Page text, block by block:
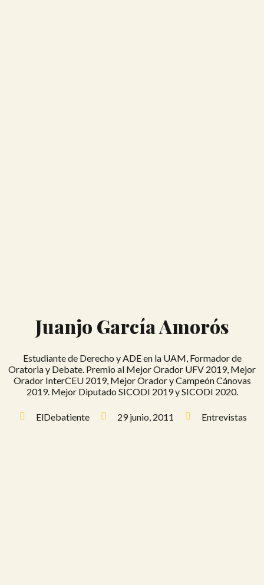
Juanjo García Amorós
Estudiante de Derecho y ADE en la UAM, Formador de
Oratoria y Debate. Premio al Mejor Orador UFV 2019, Mejor
Orador InterCEU 2019, Mejor Orador y Campeón Cánovas
2019. Mejor Diputado SICODI 2019 y SICODI 2020.
ElDebatiente 29 junio, 2011 Entrevistas